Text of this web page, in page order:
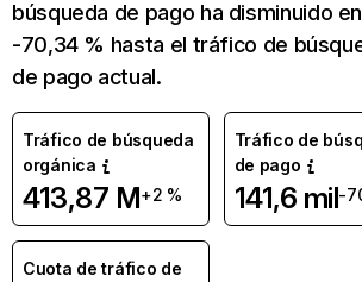
búsqueda de pago ha disminuido en
-70,34 % hasta el tráfico de
de pago actual.
Tráfico de búsqueda
orgánica
413,87 M+2 %
Tráfico de
de pago
141,6 mil-
Cuota de tráfico de